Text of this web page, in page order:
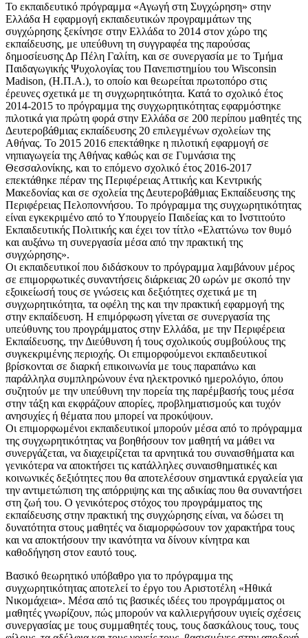
Το εκπαιδευτικό πρόγραμμα «Αγωγή στη Συγχώρηση» στην
Ελλάδα Η εφαρμογή εκπαιδευτικών προγραμμάτων της
συγχώρησης ξεκίνησε στην Ελλάδα το 2014 στον χώρο της
εκπαίδευσης, με υπεύθυνη τη συγγραφέα της παρούσας
δημοσίευσης Δρ Πέλη Γαλίτη, και σε συνεργασία με το Τμήμα
Παιδαγωγικής Ψυχολογίας του Πανεπιστημίου του Wisconsin
Μadison, (Η.Π.Α.), το οποίο και θεωρείται πρωτοπόρο στις
έρευνες σχετικά με τη συγχωρητικότητα. Κατά το σχολικό έτος
2014-2015 το πρόγραμμα της συγχωρητικότητας εφαρμόστηκε
πιλοτικά για πρώτη φορά στην Ελλάδα σε 200 περίπου μαθητές της
Δευτεροβάθμιας εκπαίδευσης 20 επιλεγμένων σχολείων της
Αθήνας. Το 2015 2016 επεκτάθηκε η πιλοτική εφαρμογή σε
νηπιαγωγεία της Αθήνας καθώς και σε Γυμνάσια της
Θεσσαλονίκης, και το επόμενο σχολικό έτος 2016-2017
επεκτάθηκε πέραν της Περιφέρειας Αττικής και Κεντρικής
Μακεδονίας και σε σχολεία της Δευτεροβάθμιας Εκπαίδευσης της
Περιφέρειας Πελοποννήσου. Το πρόγραμμα της συγχωρητικότητας
είναι εγκεκριμένο από το Υπουργείο Παιδείας και το Ινστιτούτο
Εκπαιδευτικής Πολιτικής και έχει τον τίτλο «Ελαττώνω τον θυμό
και αυξάνω τη συνεργασία μέσα από την πρακτική της
συγχώρησης».
Οι εκπαιδευτικοί που διδάσκουν το πρόγραμμα λαμβάνουν μέρος
σε επιμορφωτικές συναντήσεις διάρκειας 20 ωρών με σκοπό την
εξοικείωσή τους σε γνώσεις και δεξιότητες σχετικά με τη
συγχωρητικότητα, τα οφέλη της και την πρακτική εφαρμογή της
στην εκπαίδευση. Η επιμόρφωση γίνεται σε συνεργασία της
υπεύθυνης του προγράμματος στην Ελλάδα, με την Περιφέρεια
Εκπαίδευσης, την Διεύθυνση ή τους σχολικούς συμβούλους της
συγκεκριμένης περιοχής. Οι επιμορφούμενοι εκπαιδευτικοί
βρίσκονται σε διαρκή επικοινωνία με τους παραπάνω και
παράλληλα συμπληρώνουν ένα ηλεκτρονικό ημερολόγιο, όπου
συζητούν με την υπεύθυνη την πορεία της παρέμβασής τους μέσα
στην τάξη και εκφράζουν απορίες, προβληματισμούς και τυχόν
ανησυχίες ή θέματα που μπορεί να προκύψουν.
Οι επιμορφωμένοι εκπαιδευτικοί μπορούν μέσα από το πρόγραμμα
της συγχωρητικότητας να βοηθήσουν τον μαθητή να μάθει να
συνεργάζεται, να διαχειρίζεται τα αρνητικά του συναισθήματα και
γενικότερα να αποκτήσει τις κατάλληλες συναισθηματικές και
κοινωνικές δεξιότητες που θα αποτελέσουν σημαντικά εργαλεία για
την αντιμετώπιση της απόρριψης και της αδικίας που θα συναντήσει
στη ζωή του. Ο γενικότερος στόχος του προγράμματος της
εκπαίδευσης στην πρακτική της συγχώρησης είναι, να δώσει τη
δυνατότητα στους μαθητές να διαμορφώσουν τον χαρακτήρα τους
και να αποκτήσουν την ικανότητα να δίνουν κίνητρα και
καθοδήγηση στον εαυτό τους.
Βασικό θεωρητικό υπόβαθρο για το πρόγραμμα της
συγχωρητικότητας αποτελεί το έργο του Αριστοτέλη «Ηθικά
Νικομάχεια». Μέσα από τις βασικές ιδέες του προγράμματος οι
μαθητές γνωρίζουν, πώς μπορούν να καλλιεργήσουν υγιείς σχέσεις
συνεργασίας με τους συμμαθητές τους, τους δασκάλους τους, τους